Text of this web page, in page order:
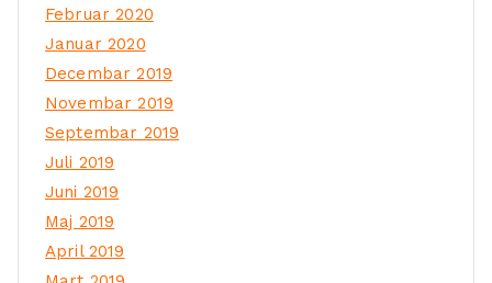
Februar 2020
Januar 2020
Decembar 2019
Novembar 2019
Septembar 2019
Juli 2019
Juni 2019
Maj 2019
April 2019